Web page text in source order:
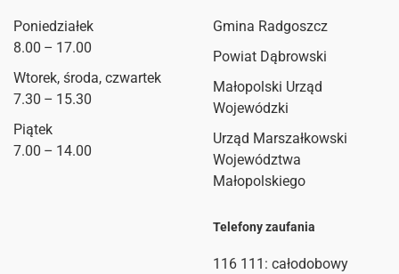
Poniedziałek
8.00 – 17.00
Wtorek, środa, czwartek
7.30 – 15.30
Piątek
7.00 – 14.00
Gmina Radgoszcz
Powiat Dąbrowski
Małopolski Urząd
Wojewódzki
Urząd Marszałkowski
Województwa
Małopolskiego
Telefony zaufania
116 111 : całodobowy